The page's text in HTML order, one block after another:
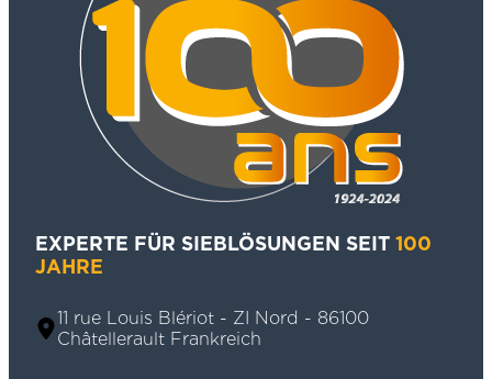
EXPERTE FÜR SIEBLÖSUNGEN SEIT 100
JAHRE
11 rue Louis Blériot - ZI Nord - 86100
Châtellerault Frankreich